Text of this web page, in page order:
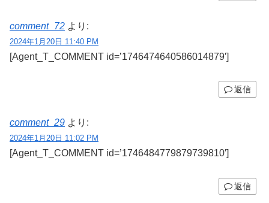
comment_72 より:
2024年1月20日 11:40 PM
[Agent_T_COMMENT id=’1746474640586014879′]
返信
comment_29 より:
2024年1月20日 11:02 PM
[Agent_T_COMMENT id=’1746484779879739810′]
返信